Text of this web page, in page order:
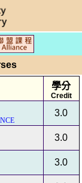
學分
Credit
3.0
3.0
3.0